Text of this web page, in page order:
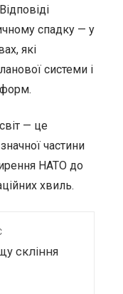
спадку — у
які
системи і
— це
частини
НАТО до
хвиль.
скління